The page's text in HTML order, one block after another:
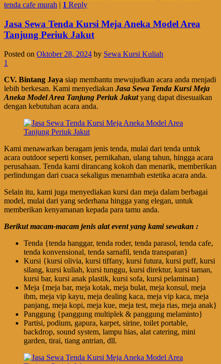
tenda cafe murah | 1 Reply
Jasa Sewa Tenda Kursi Meja Aneka Model Area
Tanjung Periuk Jakut
Posted on Oktober 28, 2024 by Sewa Kursi Kuliah
1
CV. Bintang Jaya siap membantu mewujudkan acara anda menjadi
lebih berkesan. Kami menyediakan Jasa Sewa Tenda Kursi Meja
Aneka Model Area Tanjung Periuk Jakutyang dapat disesuaikan
dengan kebutuhan acara anda.
Kami menawarkan beragam jenis tenda, mulai dari tenda untuk
acara outdoor seperti konser, pernikahan, ulang tahun, hingga acara
perusahaan. Tenda kami dirancang kokoh dan menarik, memberikan
perlindungan dari cuaca sekaligus menambah estetika acara anda.
Selain itu, kami juga menyediakan kursi dan meja dalam berbagai
model, mulai dari yang sederhana hingga yang elegan, untuk
memberikan kenyamanan kepada para tamu anda.
Berikut macam-macam jenis alat event yang kami sewakan :
Tenda {tenda hanggar, tenda roder, tenda parasol, tenda cafe,
tenda konvensional, tenda sarnafil, tenda transparan}
Kursi {kursi olivia, kursi tiffany, kursi futura, kursi puff, kursi
silang, kursi kuliah, kursi tunggu, kursi direktur, kursi taman,
kursi bar, kursi anak plastik, kursi sofa, kursi pelaminan}
Meja {meja bar, meja kotak, meja bulat, meja konsul, meja
ibm, meja vip kayu, meja dealing kaca, meja vip kaca, meja
panjang, meja kopi, meja kue, meja test, meja rias, meja anak}
Panggung {panggung multiplek & panggung melaminto}
Partisi, podium, gapura, karpet, sirine, toilet portable,
backdrop, sound system, lampu hias, alat catering, mini
garden, tirai, tiang antrian, dll.